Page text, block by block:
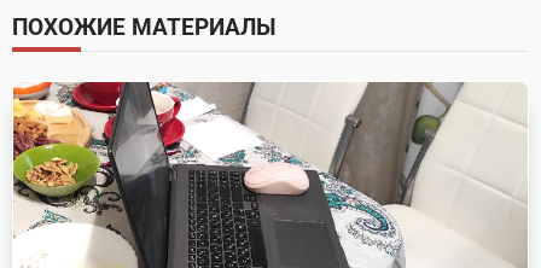
screen-
reader-
text">Page</span>
ПОХОЖИЕ МАТЕРИАЛЫ